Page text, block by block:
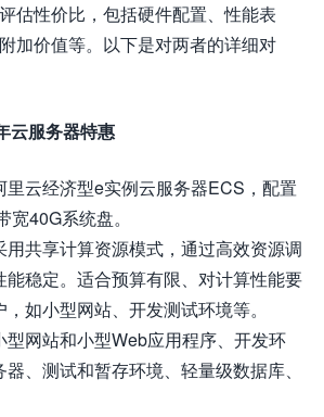
估性价比，包括硬件配置、性能表
加价值等。以下是对两者的详细对
云服务器特惠
里云经济型e实例云服务器ECS，配置
宽40G系统盘。
用共享计算资源模式，通过高效资源调
能稳定。适合预算有限、对计算性能要
如小型网站、开发测试环境等。
型网站和小型Web应用程序、开发环
、测试和暂存环境、轻量级数据库、